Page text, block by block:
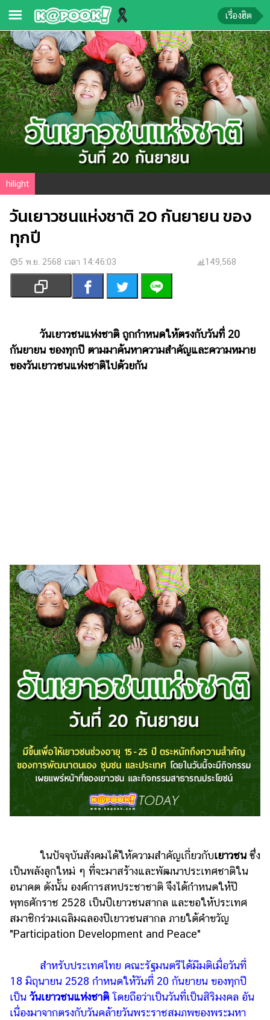
ข่าว-
ความ
รู้
ข่าว
ข่าว
ตรวจ
หวย
ผล
บอล
สด
การ
เงิน
การ
บันเทิง
รูปภาพ
ดูด
วง
ผู้
หญิง
ผู้ชาย
สุขภาพ
ท่อง
เที่ยว
สูตร
อาหาร
ง่ายๆ
ช้อป
ปิ้ง
และ
ตกแต่ง
มือ
ถือ
ราคา
น้ำมัน
เรื่องฮิต
hilight
วันเยาวชนแห่งชาติ 20 กันยายน ของ
ทุกปี
5 พ.ย. 2568 เวลา 14:46:03 149,568
วันเยาวชนแห่งชาติ ถูกกำหนดให้ตรงกับวันที่ 20
กันยายน ของทุกปี ตามมาค้นหาความสำคัญและความหมาย
ของวันเยาวชนแห่งชาติไปด้วยกัน
ในปัจจุบันสังคมได้ให้ความสำคัญเกี่ยวกับเยาวชน ซึ่ง
เป็นพลังลูกใหม่ ๆ ที่จะมาสร้างและพัฒนาประเทศชาติใน
อนาคต ดังนั้น องค์การสหประชาชาติ จึงได้กำหนดให้ปี
พุทธศักราช 2528 เป็นปีเยาวชนสากล และขอให้ประเทศ
สมาชิกร่วมเฉลิมฉลองปีเยาวชนสากล ภายใต้คำขวัญ
"Participation Development and Peace"
สำหรับประเทศไทย คณะรัฐมนตรีได้มีมติเมื่อวันที่
18 มิถุนายน 2528 กำหนดให้วันที่ 20 กันยายน ของทุกปี
เป็น วันเยาวชนแห่งชาติ โดยถือว่าเป็นวันที่เป็นสิริมงคล อัน
เนื่องมาจากตรงกับวันคล้ายวันพระราชสมภพของพระมหา